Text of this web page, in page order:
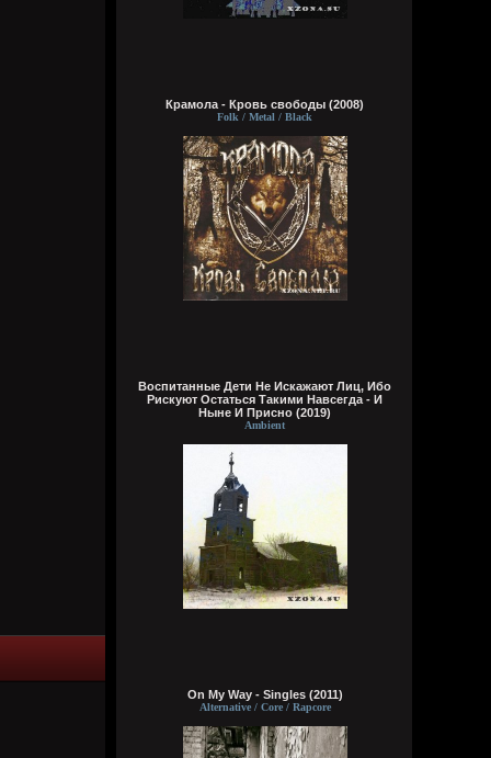
Wirtuozik
Wirtuozik
Вчера в 05:46:44
6 августа 2026
Виртуоз - Говно, залупа, пенис, хер,
давалка, хуй, блядина
Головка, шлюха, жопа, член, еблан,
петух… мудила
Рукоблуд, ссанина, очко, блядун, вагина
Сука, ебланище, влагалище, пердун,
дрочила
typical crabs
Крамола - Кровь свободы (2008)
Folk / Metal / Black
Воспитанные Дети Не Искажают Лиц, Ибо
Рискуют Остаться Такими Навсегда - И
Ныне И Присно (2019)
Ambient
On My Way - Singles (2011)
Alternative / Core / Rapcore